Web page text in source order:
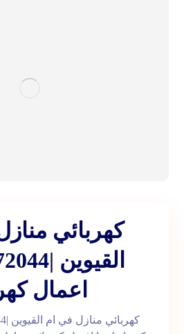
كهربائي
اعمال